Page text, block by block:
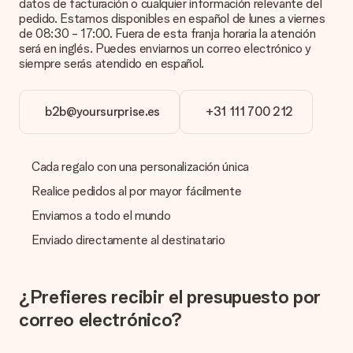
El tiempo de entrega se puede encontrar en la página del
producto del regalo.
Pago
¿Cómo puedo pagar mi pedido?
Ofrecemos los siguientes métodos de pago: Paypal, tarjeta
entrega de tu regalo.
Regalo recibido
Lamentamos mucho que no estés satisfecho con tu regalo.
atención al cliente por teléfono, correo electrónico o chat y
buscaremos una solución adecuada para ti.
datos de facturación o cualquier información relevante del
pedido. Estamos disponibles en español de lunes a viernes
de 08:30 - 17:00. Fuera de esta franja horaria la atención
será en inglés. Puedes enviarnos un correo electrónico y
siempre serás atendido en español.
b2b@yoursurprise.es +31 111 700 212
Cada regalo con una personalización única
Realice pedidos al por mayor fácilmente
Enviamos a todo el mundo
Enviado directamente al destinatario
¿Prefieres recibir el presupuesto por
correo electrónico?